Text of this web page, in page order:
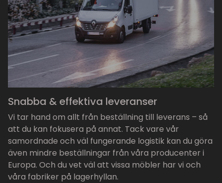
Snabba & effektiva leveranser
Vi tar hand om allt från beställning till leverans – så
att du kan fokusera på annat. Tack vare vår
samordnade och väl fungerande logistik kan du göra
även mindre beställningar från våra producenter i
Europa. Och du vet väl att vissa möbler har vi och
våra fabriker på lagerhyllan.